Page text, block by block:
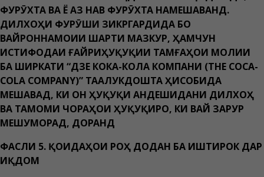
ФУРӮХТА ВА Ё АЗ НАВ ФУРӮХТА НАМЕШАВАНД.
ДИЛХОҲИ ФУРӮШИ ЗИКРГАРДИДА БО
ВАЙРОННАМОИИ ШАРТИ МАЗКУР, ҲАМЧУН
ИСТИФОДАИ ҒАЙРИҲУҚУҚИИ ТАМҒАҲОИ МОЛИИ
БА ШИРКАТИ “ДЗЕ КОКА-КОЛА КОМПАНИ (THE COCA-
COLA COMPANY)” ТААЛУКДОШТА ҲИСОБИДА
МЕШАВАД, КИ ОН ҲУҚУҚИ АНДЕШИДАНИ ДИЛХОҲ
ВА ТАМОМИ ЧОРАҲОИ ҲУҚУҚИРО, КИ ВАЙ ЗАРУР
МЕШУМОРАД, ДОРАНД
ФАСЛИ 5. ҚОИДАҲОИ РОҲ ДОДАН БА ИШТИРОК ДАР
ИҚДОМ